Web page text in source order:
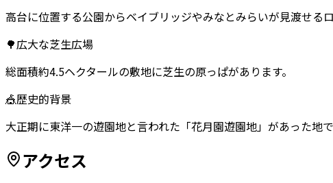
高台に位置する公園からベイブリッジやみなとみらいが見渡せる
🌳広大な芝生広場
総面積約4.5ヘクタールの敷地に芝生の原っぱがあります。
🎪歴史的背景
大正期に東洋一の遊園地と言われた「花月園遊園地」があった地
アクセス